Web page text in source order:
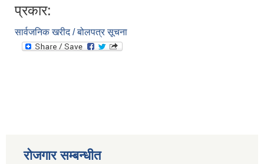
प्रकार:
सार्वजनिक खरीद / बोलपत्र सूचना
रोजगार सम्बन्धीत